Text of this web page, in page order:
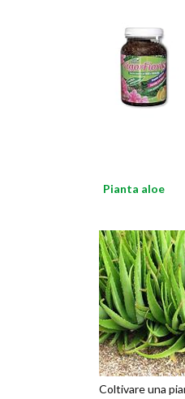
Pianta aloe
Coltivare una